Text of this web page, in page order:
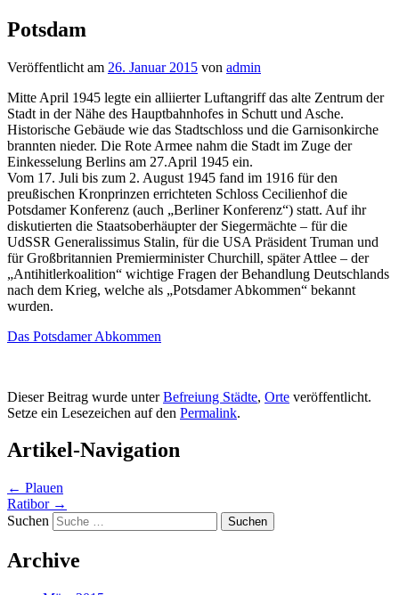
Potsdam
Veröffentlicht am 26. Januar 2015 von admin
Mitte April 1945 legte ein alliierter Luftangriff das alte Zentrum der
Stadt in der Nähe des Hauptbahnhofes in Schutt und Asche.
Historische Gebäude wie das Stadtschloss und die Garnisonkirche
brannten nieder. Die Rote Armee nahm die Stadt im Zuge der
Einkesselung Berlins am 27.April 1945 ein.
Vom 17. Juli bis zum 2. August 1945 fand im 1916 für den
preußischen Kronprinzen errichteten Schloss Cecilienhof die
Potsdamer Konferenz (auch „Berliner Konferenz“) statt. Auf ihr
diskutierten die Staatsoberhäupter der Siegermächte – für die
UdSSR Generalissimus Stalin, für die USA Präsident Truman und
für Großbritannien Premierminister Churchill, später Attlee – der
„Antihitlerkoalition“ wichtige Fragen der Behandlung Deutschlands
nach dem Krieg, welche als „Potsdamer Abkommen“ bekannt
wurden.
Das Potsdamer Abkommen
Dieser Beitrag wurde unterBefreiung Städte, Orte veröffentlicht.
Setze ein Lesezeichen auf den Permalink.
Artikel-Navigation
← Plauen
Ratibor →
Suchen
Archive